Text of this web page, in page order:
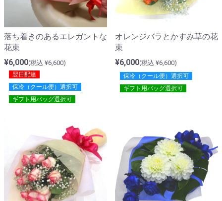
落ち着きのあるエレガントな
花束
¥6,000(税込 ¥6,600)
翌日配達
保冷（クール便）選択可
ギフト用バッグ選択可
オレンジバラとかすみ草の花
束
¥6,000(税込 ¥6,600)
保冷（クール便）選択可
ギフト用バッグ選択可